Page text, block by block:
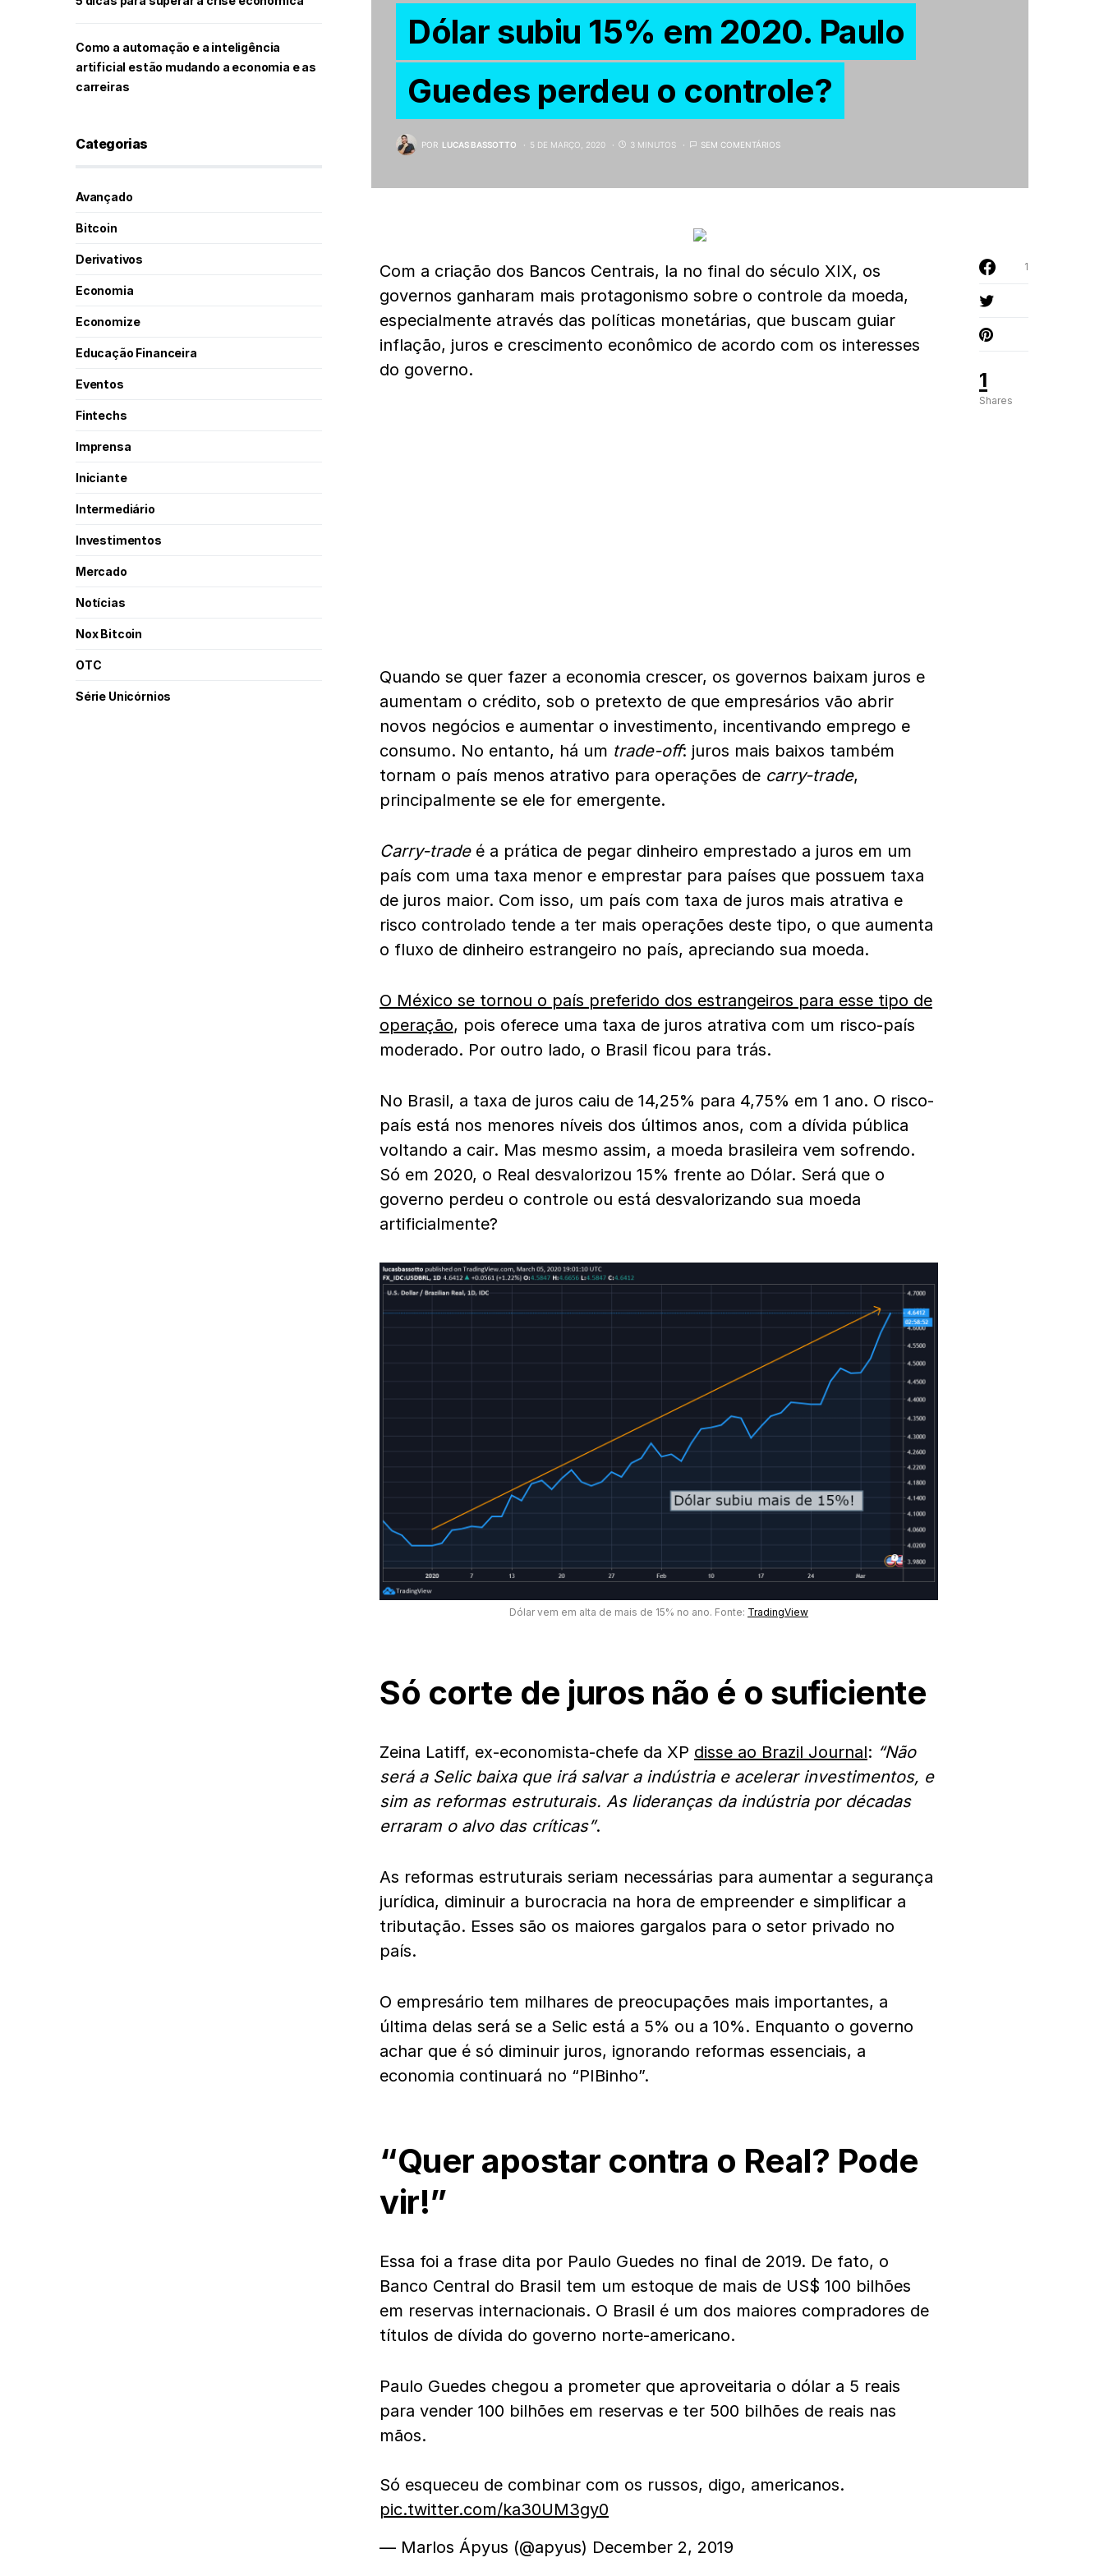
Dólar subiu 15% em 2020. Paulo
Guedes perdeu o controle?
POR LUCAS BASSOTTO 5 DE MARÇO, 2020 3 MINUTOS SEM COMENTÁRIOS
1
Shares
1
Com a criação dos Bancos Centrais, la no final do século XIX, os
governos ganharam mais protagonismo sobre o controle da moeda,
especialmente através das políticas monetárias, que buscam guiar
inflação, juros e crescimento econômico de acordo com os interesses
do governo.
Quando se quer fazer a economia crescer, os governos baixam juros e
aumentam o crédito, sob o pretexto de que empresários vão abrir
novos negócios e aumentar o investimento, incentivando emprego e
consumo. No entanto, há um trade-off: juros mais baixos também
tornam o país menos atrativo para operações de carry-trade,
principalmente se ele for emergente.
Carry-tradeé a prática de pegar dinheiro emprestado a juros em um
país com uma taxa menor e emprestar para países que possuem taxa
de juros maior. Com isso, um país com taxa de juros mais atrativa e
risco controlado tende a ter mais operações deste tipo, o que aumenta
o fluxo de dinheiro estrangeiro no país, apreciando sua moeda.
O México se tornou o país preferido dos estrangeiros para esse tipo de
operação, pois oferece uma taxa de juros atrativa com um risco-país
moderado. Por outro lado, o Brasil ficou para trás.
No Brasil, a taxa de juros caiu de 14,25% para 4,75% em 1 ano. O risco-
país está nos menores níveis dos últimos anos, com a dívida pública
voltando a cair. Mas mesmo assim, a moeda brasileira vem sofrendo.
Só em 2020, o Real desvalorizou 15% frente ao Dólar. Será que o
governo perdeu o controle ou está desvalorizando sua moeda
artificialmente?
Dólar vem em alta de mais de 15% no ano. Fonte: TradingView
Só corte de juros não é o suficiente
Zeina Latiff, ex-economista-chefe da XP disse ao Brazil Journal: “Não
será a Selic baixa que irá salvar a indústria e acelerar investimentos, e
sim as reformas estruturais. As lideranças da indústria por décadas
erraram o alvo das críticas”.
As reformas estruturais seriam necessárias para aumentar a segurança
jurídica, diminuir a burocracia na hora de empreender e simplificar a
tributação. Esses são os maiores gargalos para o setor privado no
país.
O empresário tem milhares de preocupações mais importantes, a
última delas será se a Selic está a 5% ou a 10%. Enquanto o governo
achar que é só diminuir juros, ignorando reformas essenciais, a
economia continuará no “PIBinho”.
“Quer apostar contra o Real? Pode
vir!”
Essa foi a frase dita por Paulo Guedes no final de 2019. De fato, o
Banco Central do Brasil tem um estoque de mais de US$ 100 bilhões
em reservas internacionais. O Brasil é um dos maiores compradores de
títulos de dívida do governo norte-americano.
Paulo Guedes chegou a prometer que aproveitaria o dólar a 5 reais
para vender 100 bilhões em reservas e ter 500 bilhões de reais nas
mãos.
Só esqueceu de combinar com os russos, digo, americanos.
pic.twitter.com/ka30UM3gy0
— Marlos Ápyus (@apyus) December 2, 2019
Como a automação e a inteligência
artificial estão mudando a economia e as
carreiras
Categorias
Avançado
Bitcoin
Derivativos
Economia
Economize
Educação Financeira
Eventos
Fintechs
Imprensa
Iniciante
Intermediário
Investimentos
Mercado
Notícias
Nox Bitcoin
OTC
Série Unicórnios